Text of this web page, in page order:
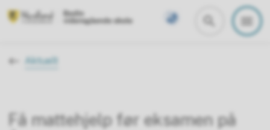
Du er her:
Aktuelt
Få mattehjelp før eksamen på